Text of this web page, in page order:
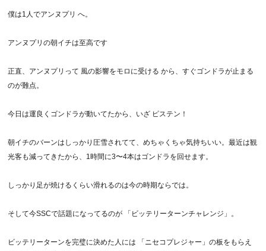
僕は1人でアンヌプリ へ。
アンヌプリの朝イチは至高です
正直、アンヌプリって 風の影響をモロに受ける から、すぐゴンドラが止まる
のが難点。
今日は運良くゴンドラが動いてたから、いざ ピステン！
朝イチのバーンはしっかり圧雪されてて、めちゃくちゃ気持ちいい。最近は観
光客も減ってきたから、1時間に3〜4本はゴンドラを回せます。
しっかり足が焼けるくらい滑れるのは今の時期ならでは。
そして今SSCで話題になってるのが 「ビッテリーターンチャレンジ」。
ビッテリーターンを完璧に決めた人には 「ニセコプレジャー」の板をもらえ